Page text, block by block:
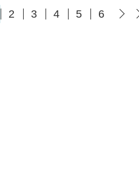
2 3 4 5 6